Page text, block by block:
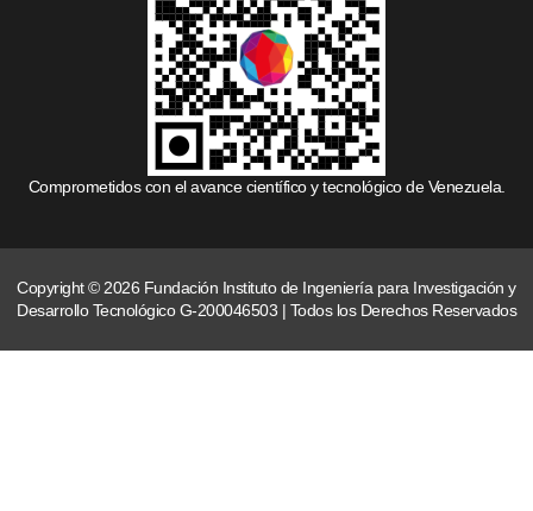
Comprometidos con el avance científico y tecnológico de Venezuela.
Copyright © 2026 Fundación Instituto de Ingeniería para Investigación y
Desarrollo Tecnológico G-200046503 | Todos los Derechos Reservados